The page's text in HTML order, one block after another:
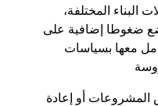
البناء المختلفة،
ضغوطا إضافية على
معها بسياسات
أو إعادة